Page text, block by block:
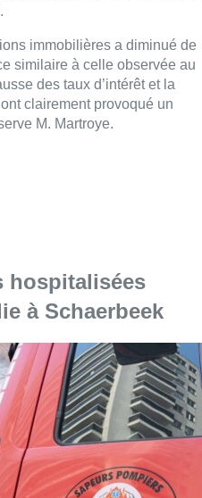
immobilières a diminué de
similaire à celle observée au
des taux d’intérêt et la
clairement provoqué un
M. Martroye.
hospitalisées
à Schaerbeek